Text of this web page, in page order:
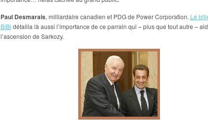
Paul Desmarais, milliardaire canadien et PDG de Power Corporation. Le
BiBi détailla là aussi l’importance de ce parrain qui – plus que tout autre –
l’ascension de Sarkozy.